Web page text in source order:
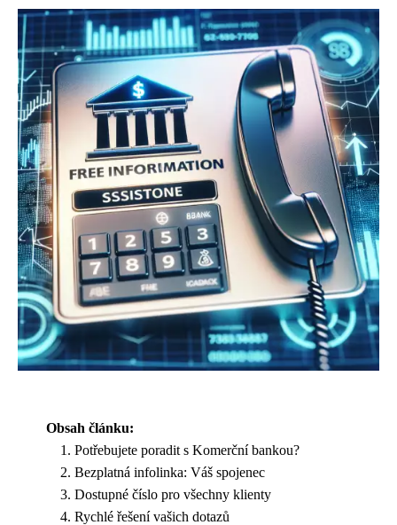
Obsah článku:
Potřebujete poradit s Komerční bankou?
Bezplatná infolinka: Váš spojenec
Dostupné číslo pro všechny klienty
Rychlé řešení vašich dotazů